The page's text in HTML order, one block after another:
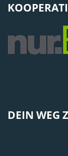
DEIN WEG